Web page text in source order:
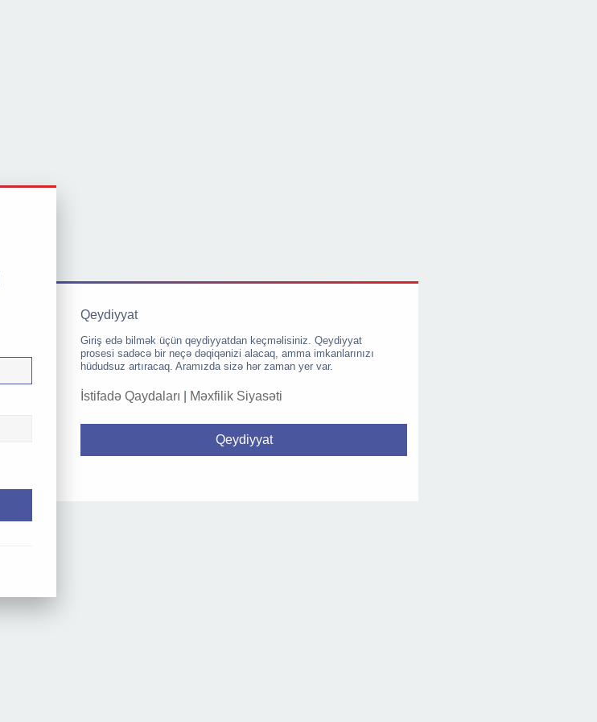
Qeydiyyat
Giriş edə bilmək üçün qeydiyyatdan keçməlisiniz. Qeydiyyat
prosesi sadəcə bir neçə dəqiqənizi alacaq, amma imkanlarınızı
hüdudsuz artıracaq. Aramızda sizə hər zaman yer var.
İstifadə Qaydaları Məxfilik Siyasəti
Qeydiyyat